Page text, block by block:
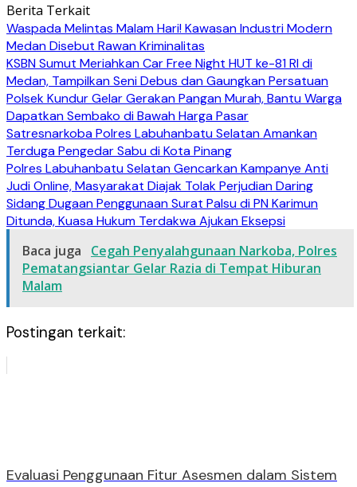
Berita Terkait
Waspada Melintas Malam Hari! Kawasan Industri Modern
Medan Disebut Rawan Kriminalitas
KSBN Sumut Meriahkan Car Free Night HUT ke-81 RI di
Medan, Tampilkan Seni Debus dan Gaungkan Persatuan
Polsek Kundur Gelar Gerakan Pangan Murah, Bantu Warga
Dapatkan Sembako di Bawah Harga Pasar
Satresnarkoba Polres Labuhanbatu Selatan Amankan
Terduga Pengedar Sabu di Kota Pinang
Polres Labuhanbatu Selatan Gencarkan Kampanye Anti
Judi Online, Masyarakat Diajak Tolak Perjudian Daring
Sidang Dugaan Penggunaan Surat Palsu di PN Karimun
Ditunda, Kuasa Hukum Terdakwa Ajukan Eksepsi
Baca juga
Cegah Penyalahgunaan Narkoba, Polres
Pematangsiantar Gelar Razia di Tempat Hiburan
Malam
Postingan terkait:
Evaluasi Penggunaan Fitur Asesmen dalam Sistem